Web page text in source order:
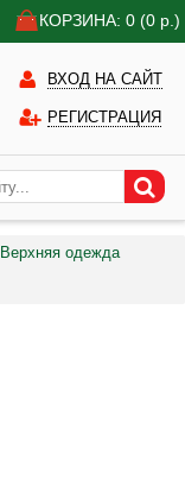
КОРЗИНА: 0 (0 р.)
ВХОД НА САЙТ
РЕГИСТРАЦИЯ
Верхняя одежда